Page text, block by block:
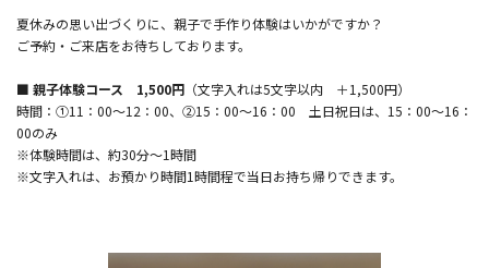
夏休みの思い出づくりに、親子で手作り体験はいかがですか？
ご予約・ご来店をお待ちしております。
■ 親子体験コース 1,500円 （文字入れは5文字以内 ＋1,500円）
時間：①11：00～12：00、②15：00～16：00 土日祝日は、15：00～16：
00のみ
※体験時間は、約30分～1時間
※文字入れは、お預かり時間1時間程で当日お持ち帰りできます。